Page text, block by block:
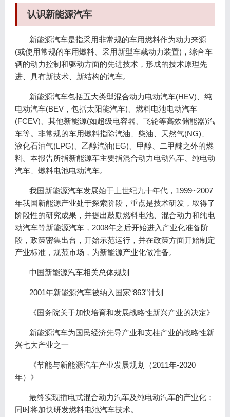
认识新能源汽车
新能源汽车是指采用非常规的车用燃料作为动力来源
(或使用常规的车用燃料、采用新型车载动力装置)，综合车
辆的动力控制和驱动方面的先进技术，形成的技术原理先
进、具有新技术、新结构的汽车。
新能源汽车包括五大类型混合动力电动汽车(HEV)、纯
电动汽车(BEV，包括太阳能汽车)、燃料电池电动汽车
(FCEV)、其他新能源(如超级电容器、飞轮等高效储能器)汽
车等。非常规的车用燃料指除汽油、柴油、天然气(NG)、
液化石油气(LPG)、乙醇汽油(EG)、甲醇、二甲醚之外的燃
料。本报告所指新能源车主要指混合动力电动汽车、纯电动
汽车、燃料电池电动汽车。
我国新能源汽车发展始于上世纪九十年代，1999~2007
年我国新能源产业处于探索阶段，重点是技术研发，取得了
阶段性的研究成果，并提出鼓励燃料电池、混合动力和纯电
动汽车等新能源汽车，2008年之后开始进入产业化准备阶
段，政策密集出台，开始示范运行，并在政策方面开始制定
产业标准，规范市场，为新能源产业化做准备。
中国新能源汽车相关总体规划
2001年新能源汽车被纳入国家“863”计划
《国务院关于加快培育和发展战略性新兴产业的决定》
新能源汽车为国民经济先导产业和支柱产业的战略性新
兴七大产业之一
《节能与新能源汽车产业发展规划（2011年-2020
年）》
最终实现插电式混合动力汽车及纯电动汽车的产业化；
同时将加快研发燃料电池汽车技术。